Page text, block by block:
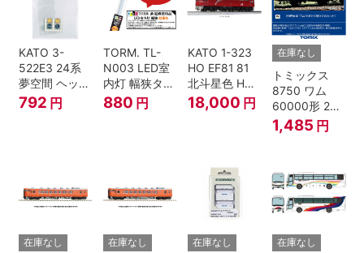
KATO 3-
522E3 24系
夢空間 ヘッド
マーク 4種各1
792 円
TORM. TL-
N003 LED室
内灯 幅狭タイ
プ・電球色 1
本 鉄道模型
880 円
KATO 1-323
HO EF81 81
北斗星色 HO
ゲージ
18,000 円
在庫なし
トミックス
8750 ワム
60000形 2両
セット Nゲー
ジ
1,485 円
在庫なし 在庫なし 在庫なし 在庫なし